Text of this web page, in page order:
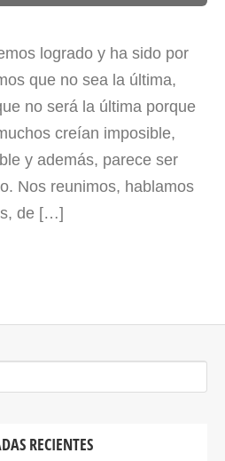
logrado y ha sido por
que no sea la última,
no será la última porque
creían imposible,
y además, parece ser
Nos reunimos, hablamos
de […]
RECIENTES